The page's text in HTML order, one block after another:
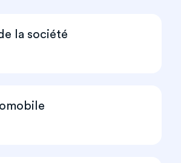
la société